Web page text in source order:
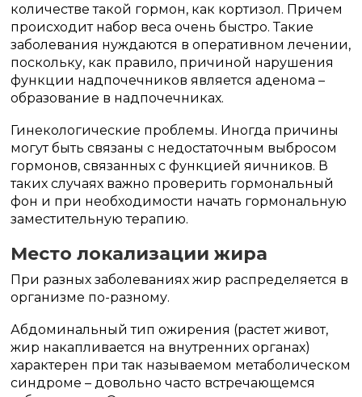
количестве такой гормон, как кортизол. Причем
происходит набор веса очень быстро. Такие
заболевания нуждаются в оперативном лечении,
поскольку, как правило, причиной нарушения
функции надпочечников является аденома –
образование в надпочечниках.
Гинекологические проблемы. Иногда причины
могут быть связаны с недостаточным выбросом
гормонов, связанных с функцией яичников. В
таких случаях важно проверить гормональный
фон и при необходимости начать гормональную
заместительную терапию.
Место локализации жира
При разных заболеваниях жир распределяется в
организме по-разному.
Абдоминальный тип ожирения (растет живот,
жир накапливается на внутренних органах)
характерен при так называемом метаболическом
синдроме – довольно часто встречающемся